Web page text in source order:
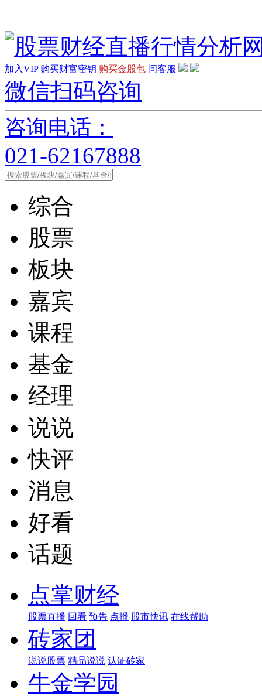
加入VIP 购买财富密钥 购买金股包 问客服
微信扫码咨询
咨询电话：
021-62167888
综合
股票
板块
嘉宾
课程
基金
经理
说说
快评
消息
好看
话题
点掌财经
股票直播 回看 预告 点播 股市快讯 在线帮助
砖家团
说说股票 精品说说 认证砖家
牛金学园